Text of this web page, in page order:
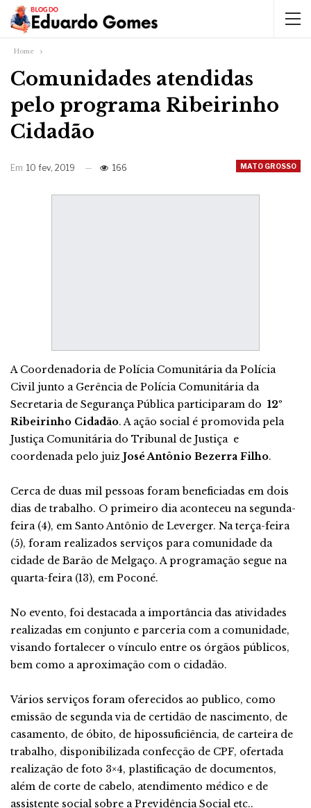
Home
Comunidades atendidas
pelo programa Ribeirinho
Cidadão
MATO GROSSO
Em 10 fev, 2019 166
A Coordenadoria de Polícia Comunitária da Polícia
Civil junto a Gerência de Polícia Comunitária da
Secretaria de Segurança Pública participaram do 12º
Ribeirinho Cidadão. A ação social é promovida pela
Justiça Comunitária do Tribunal de Justiça e
coordenada pelo juiz José Antônio Bezerra Filho.
Cerca de duas mil pessoas foram beneficiadas em dois
dias de trabalho. O primeiro dia aconteceu na segunda-
feira (4), em Santo Antônio de Leverger. Na terça-feira
(5), foram realizados serviços para comunidade da
cidade de Barão de Melgaço. A programação segue na
quarta-feira (13), em Poconé.
No evento, foi destacada a importância das atividades
realizadas em conjunto e parceria com a comunidade,
visando fortalecer o vínculo entre os órgãos públicos,
bem como a aproximação com o cidadão.
Vários serviços foram oferecidos ao publico, como
emissão de segunda via de certidão de nascimento, de
casamento, de óbito, de hipossuficiência, de carteira de
trabalho, disponibilizada confecção de CPF, ofertada
realização de foto 3×4, plastificação de documentos,
além de corte de cabelo, atendimento médico e de
assistente social sobre a Previdência Social etc..